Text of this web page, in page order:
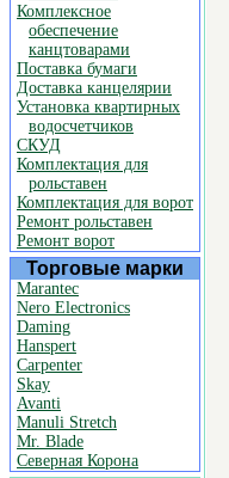
Комплексное
обеспечение
канцтоварами
Поставка бумаги
Доставка канцелярии
Установка квартирных
водосчетчиков
СКУД
Комплектация для
рольставен
Комплектация для ворот
Ремонт рольставен
Ремонт ворот
Торговые марки
Marantec
Nero Electronics
Daming
Hanspert
Carpenter
Skay
Avanti
Manuli Stretch
Mr. Blade
Северная Корона